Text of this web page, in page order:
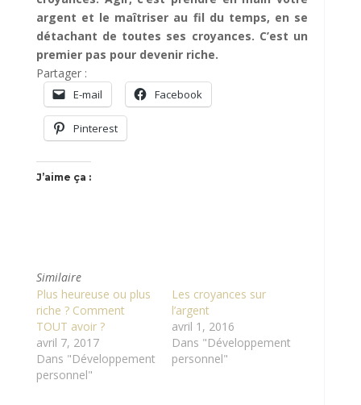
argent et le maîtriser au fil du temps, en se
détachant de toutes ses croyances. C’est un
premier pas pour devenir riche.
Partager :
E-mail Facebook
Pinterest
J’aime ça :
Similaire
Plus heureuse ou plus
riche ? Comment
TOUT avoir ?
avril 7, 2017
Dans "Développement
personnel"
Les croyances sur
l’argent
avril 1, 2016
Dans "Développement
personnel"